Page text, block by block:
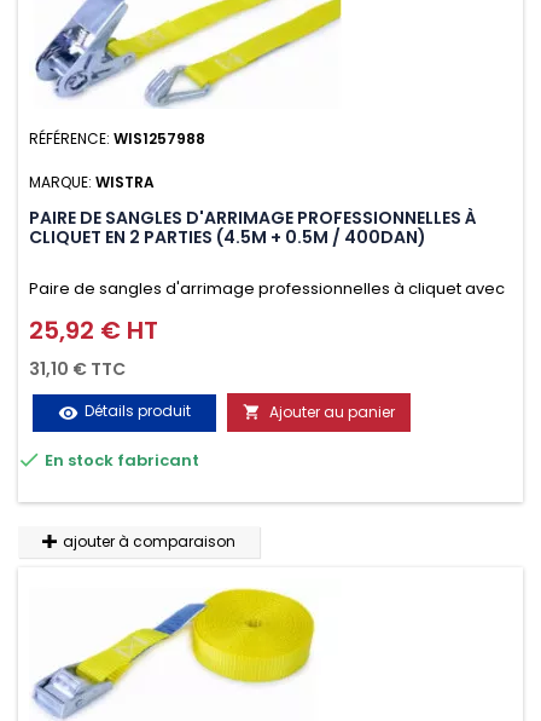
RÉFÉRENCE: WIS1257988
MARQUE: WISTRA
PAIRE DE SANGLES D'ARRIMAGE PROFESSIONNELLES À
CLIQUET EN 2 PARTIES (4.5M + 0.5M / 400DAN)
Paire de sangles d'arrimage professionnelles à cliquet avec
crochet en 2 parties (4.5M + 0.5M / 400daN), simple et rapide
d'utilisation. Permet d'arrimer et de sécuriser
vos chargements pendant le transport. Matière polyester
très résistante aux UV et aux variations de températures,
n'absorbe pas l'eau.
Prix
25,92 € HT
31,10 € TTC
visibility Détails produit  Ajouter au panier
 En stock fabricant
ajouter à comparaison